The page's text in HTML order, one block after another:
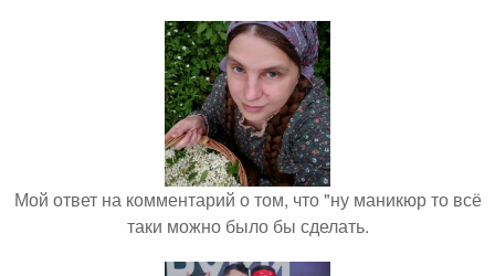
Мой ответ на комментарий о том, что "ну маникюр то всё
таки можно было бы сделать.